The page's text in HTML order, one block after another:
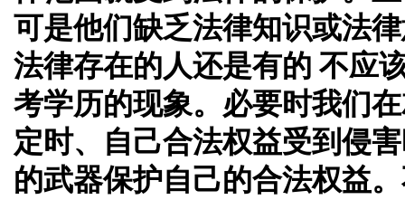
可是他们缺乏法律知识或法
法律存在的人还是有的 不应
考学历的现象。必要时我们
定时、自己合法权益受到侵
的武器保护自己的合法权益